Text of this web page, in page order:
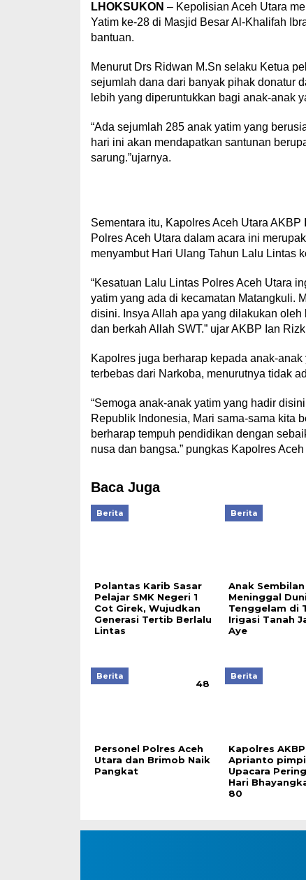
LHOKSUKON – Kepolisian Aceh Utara
Yatim ke-28 di Masjid Besar Al-Khalifah
bantuan.
Menurut Drs Ridwan M.Sn selaku Ketua
sejumlah dana dari banyak pihak donatur
lebih yang diperuntukkan bagi anak-anak
“Ada sejumlah 285 anak yatim yang
hari ini akan mendapatkan santunan
sarung.”ujarnya.
Sementara itu, Kapolres Aceh Utara
Polres Aceh Utara dalam acara ini
menyambut Hari Ulang Tahun Lalu Lintas
“Kesatuan Lalu Lintas Polres Aceh Utara
yatim yang ada di kecamatan Matangkuli.
disini. Insya Allah apa yang dilakukan
dan berkah Allah SWT.” ujar AKBP Ian
Kapolres juga berharap kepada anak-
terbebas dari Narkoba, menurutnya tidak
“Semoga anak-anak yatim yang hadir
Republik Indonesia, Mari sama-sama kita
berharap tempuh pendidikan dengan
nusa dan bangsa.” pungkas Kapolres Aceh
Baca Juga
Berita
Polantas Karib Sasar
Pelajar SMK Negeri 1
Cot Girek, Wujudkan
Generasi Tertib Berlalu
Lintas
Berita
Anak
Meninggal
Tenggelam di
Irigasi Tanah
Aye
Berita
48
Personel Polres Aceh
Utara dan Brimob Naik
Pangkat
Berita
Kapolres
Aprianto
Upacara
Hari
80